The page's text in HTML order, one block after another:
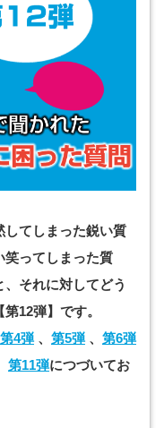
してしまった鋭い質
笑ってしまった質
それに対してどう
12弾】です。
第4弾 、 第5弾 、 第6弾
第11弾につづいてお